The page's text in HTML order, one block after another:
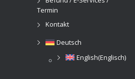
Termin
Kontakt
Deutsch
English(Englisch)